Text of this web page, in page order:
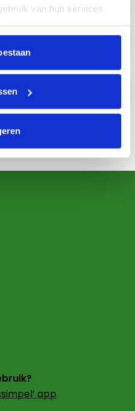
van hun services.
app